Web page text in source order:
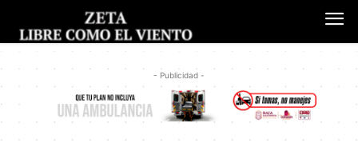
- Publicidad -